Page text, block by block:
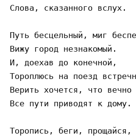
Слова, сказанного вслух.
Путь бесцельный, миг
Вижу город незнакомый.
И, доехав до конечной,
Тороплюсь на поезд
Верить хочется, что вечно
Все пути приводят к дому.
Торопись, беги, прощайся,